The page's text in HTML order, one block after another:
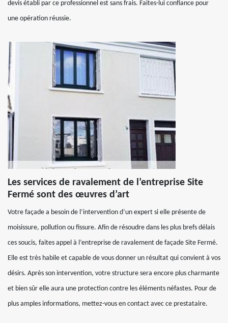
devis établi par ce professionnel est sans frais. Faites-lui confiance pour
une opération réussie.
Les services de ravalement de l’entreprise Site
Fermé sont des œuvres d’art
Votre façade a besoin de l’intervention d’un expert si elle présente de
moisissure, pollution ou fissure. Afin de résoudre dans les plus brefs délais
ces soucis, faites appel à l’entreprise de ravalement de façade Site Fermé.
Elle est très habile et capable de vous donner un résultat qui convient à vos
désirs. Après son intervention, votre structure sera encore plus charmante
et bien sûr elle aura une protection contre les éléments néfastes. Pour de
plus amples informations, mettez-vous en contact avec ce prestataire.